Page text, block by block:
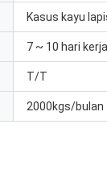
Kasus kayu
7 ~ 10 hari kerja
T/T
2000kgs/bulan